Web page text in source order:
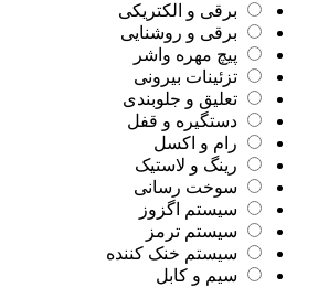
برقی و الکتریکی
برقی و روشنایی
پیچ مهره واشر
تزئینات بیرونی
تعلیق و جلوبندی
دستگیره و قفل
رام و اکسل
رینگ و لاستیک
سوخت رسانی
سیستم اگزوز
سیستم ترمز
سیستم خنک کننده
سیم و کابل